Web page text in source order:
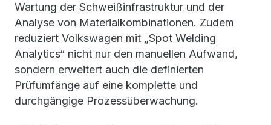
Wartung der Schweißinfrastruktur und der
Analyse von Materialkombinationen. Zudem
reduziert Volkswagen mit „Spot Welding
Analytics“ nicht nur den manuellen Aufwand,
sondern erweitert auch die definierten
Prüfumfänge auf eine komplette und
durchgängige Prozessüberwachung.